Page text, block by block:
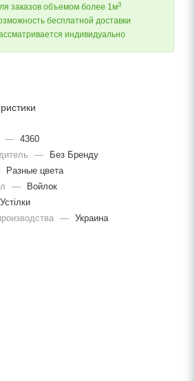
заказов объемом более 1м3
бесплатной доставки
индивидуально
— 4360
—
Без Бренду
Разные цвета
—
Войлок
Устілки
— Украина